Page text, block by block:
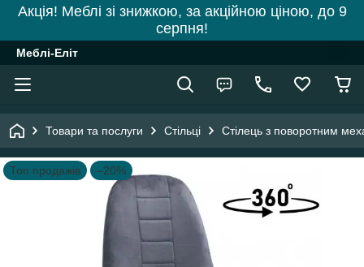
Акція! Меблі зі знижкою, за акційною ціною, до 9
серпня!
Меблі-Еліт
Товари та послуги Стільці Стілець з поворотним
Топ продажів –20%